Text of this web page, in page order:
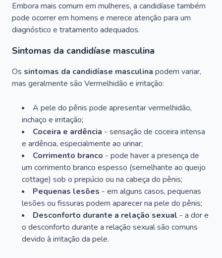
Embora mais comum em mulheres, a candidíase também
pode ocorrer em homens e merece atenção para um
diagnóstico e tratamento adequados.
Sintomas da candidíase masculina
Os sintomas da candidíase masculina podem variar,
mas geralmente são Vermelhidão e irritação:
A pele do pênis pode apresentar vermelhidão,
inchaço e irritação;
Coceira e ardência - sensação de coceira intensa
e ardência, especialmente ao urinar;
Corrimento branco - pode haver a presença de
um corrimento branco espesso (semelhante ao queijo
cottage) sob o prepúcio ou na cabeça do pênis;
Pequenas lesões - em alguns casos, pequenas
lesões ou fissuras podem aparecer na pele do pênis;
Desconforto durante a relação sexual - a dor e
o desconforto durante a relação sexual são comuns
devido à irritação da pele.